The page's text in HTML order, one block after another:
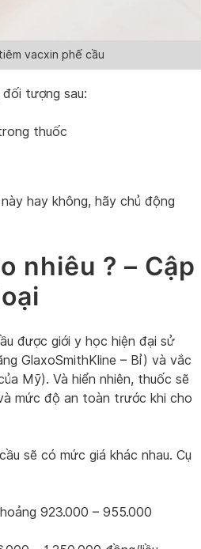
vacxin phế cầu
tượng sau:
thuốc
hay không, hãy chủ động
nhiêu ? – Cập
được giới y học hiện đại sử
GlaxoSmithKline – Bỉ) và vắc
Mỹ). Và hiển nhiên, thuốc sẽ
mức độ an toàn trước khi cho
sẽ có mức giá khác nhau. Cụ
923.000 – 955.000